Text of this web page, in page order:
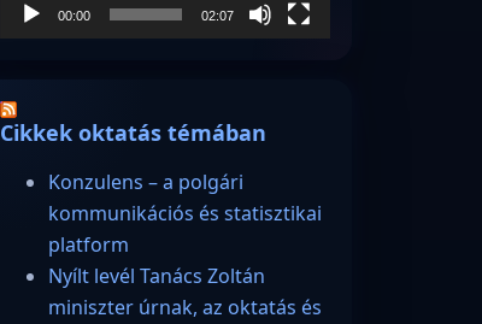
00:00 02:07
Cikkek oktatás témában
Konzulens – a polgári
kommunikációs és statisztikai
platform
Nyílt levél Tanács Zoltán
miniszter úrnak, az oktatás és